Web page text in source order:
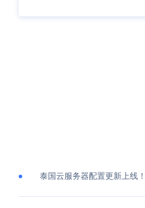
泰国云服务器配置更新上线！